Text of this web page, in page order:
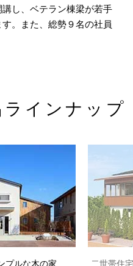
し、ベテラン棟梁が若手
。また、総勢９名の社員
インナップ
プルな木の家 二世帯住宅